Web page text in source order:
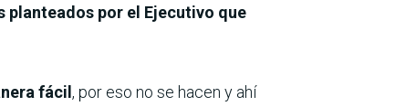
planteados por el Ejecutivo que
fácil , por eso no se hacen y ahí